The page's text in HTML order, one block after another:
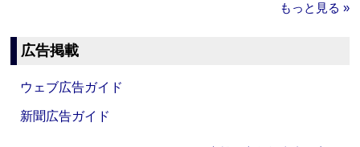
もっと見る »
広告掲載
ウェブ広告ガイド
新聞広告ガイド